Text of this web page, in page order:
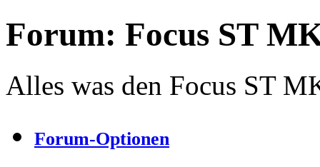
Forum: Focus ST
Alles was den Focus ST
Forum-Optionen